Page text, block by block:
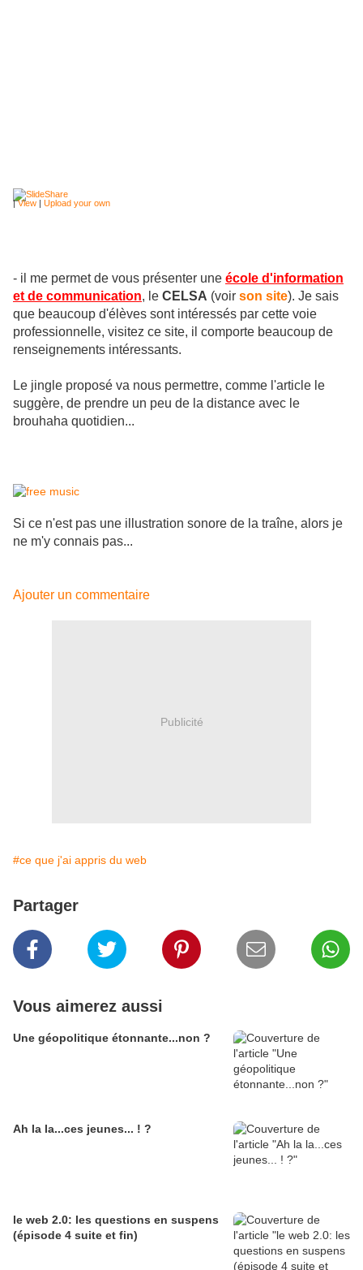
|View | Upload your own
- il me permet de vous présenter une école d'information
et de communication, le CELSA (voir son site). Je sais
que beaucoup d'élèves sont intéressés par cette voie
professionnelle, visitez ce site, il comporte beaucoup de
renseignements intéressants.
Le jingle proposé va nous permettre, comme l'article le
suggère, de prendre un peu de la distance avec le
brouhaha quotidien...
Si ce n'est pas une illustration sonore de la traîne, alors je
ne m'y connais pas...
Ajouter un commentaire
Publicité
#ce que j'ai appris du web
Partager
Vous aimerez aussi
Une géopolitique étonnante...non ?
Ah la la...ces jeunes... ! ?
le web 2.0: les questions en suspens
(épisode 4 suite et fin)